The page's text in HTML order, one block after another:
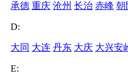
承德 重庆 沧州 长治 赤峰 朝
D:
大同 大连 丹东 大庆 大兴安
E: